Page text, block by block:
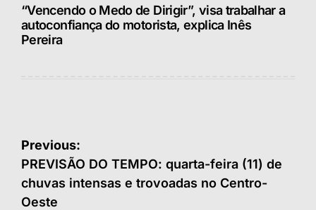
“Vencendo o Medo de Dirigir”, visa trabalhar a
autoconfiança do motorista, explica Inês
Pereira
Navegação
de
Post
Previous:
PREVISÃO DO TEMPO: quarta-feira (11) de
chuvas intensas e trovoadas no Centro-
Oeste